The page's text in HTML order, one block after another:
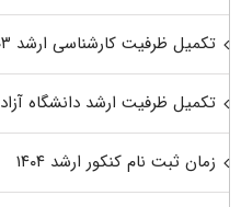
تکمیل ظرفیت کارشناسی ارشد ۱۴۰۳
تکمیل ظرفیت ارشد دانشگاه آزاد ۱۴۰۳
زمان ثبت نام کنکور ارشد ۱۴۰۴